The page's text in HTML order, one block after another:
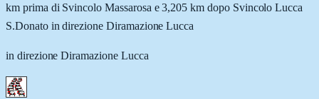
km prima di Svincolo Massarosa e 3,205 km dopo Svincolo Lucca
S.Donato in direzione Diramazione Lucca
in direzione Diramazione Lucca